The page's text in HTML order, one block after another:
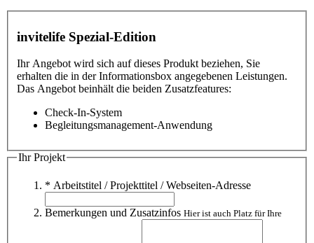
invitelife Spezial-Edition
Ihr Angebot wird sich auf dieses Produkt beziehen, Sie
erhalten die in der Informationsbox angegebenen Leistungen.
Das Angebot beinhält die beiden Zusatzfeatures:
Check-In-System
Begleitungsmanagement-Anwendung
Ihr Projekt
* Arbeitstitel / Projekttitel / Webseiten-Adresse
Bemerkungen und Zusatzinfos Hier ist auch Platz für Ihre